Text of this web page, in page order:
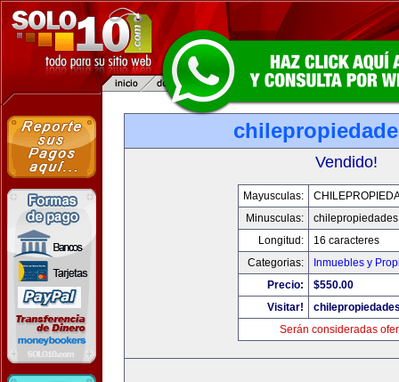
Vendido!
Mayusculas:
Minusculas:
Longitud:
16 caracteres
Categorias:
Inmuebles y
Precio:
$550.00
Visitar!
Serán consideradas